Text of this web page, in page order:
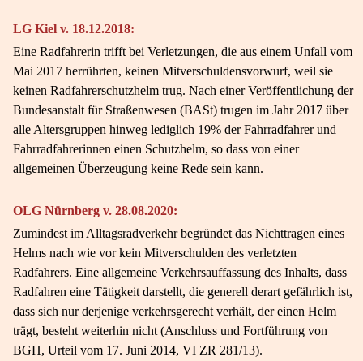
LG Kiel v. 18.12.2018:
Eine Radfahrerin trifft bei Verletzungen, die aus einem Unfall vom
Mai 2017 herrührten, keinen Mitverschuldensvorwurf, weil sie
keinen Radfahrerschutzhelm trug. Nach einer Veröffentlichung der
Bundesanstalt für Straßenwesen (BASt) trugen im Jahr 2017 über
alle Altersgruppen hinweg lediglich 19% der Fahrradfahrer und
Fahrradfahrerinnen einen Schutzhelm, so dass von einer
allgemeinen Überzeugung keine Rede sein kann.
OLG Nürnberg v. 28.08.2020:
Zumindest im Alltagsradverkehr begründet das Nichttragen eines
Helms nach wie vor kein Mitverschulden des verletzten
Radfahrers. Eine allgemeine Verkehrsauffassung des Inhalts, dass
Radfahren eine Tätigkeit darstellt, die generell derart gefährlich ist,
dass sich nur derjenige verkehrsgerecht verhält, der einen Helm
trägt, besteht weiterhin nicht (Anschluss und Fortführung von
BGH, Urteil vom 17. Juni 2014, VI ZR 281/13).